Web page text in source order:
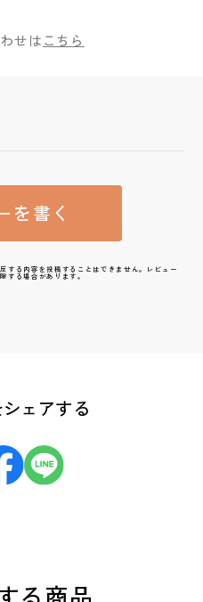
せはこちら
を書く
する内容を投稿することはできません。レビュー
する場合があります。
ェアする